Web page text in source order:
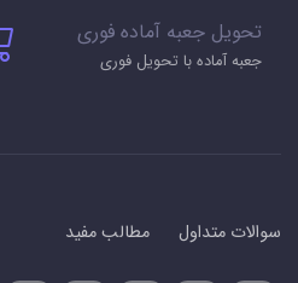
تحویل جعبه آماده فوری
جعبه آماده با تحویل فوری
سوالات متداول مطالب مفید